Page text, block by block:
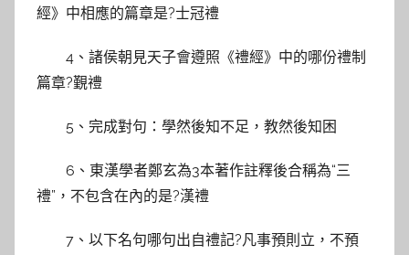
經》中相應的篇章是?士冠禮
4、諸侯朝見天子會遵照《禮經》中的哪份禮制
篇章?覲禮
5、完成對句：學然後知不足，教然後知困
6、東漢學者鄭玄為3本著作註釋後合稱為“三
禮”，不包含在內的是?漢禮
7、以下名句哪句出自禮記?凡事預則立，不預